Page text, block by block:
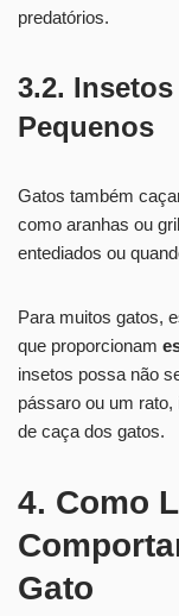
predatórios.
3.2.
Pequenos
Gatos também
como aranhas ou
entediados ou
Para muitos gatos,
que proporcionam
insetos possa não
pássaro ou um
de caça dos gatos.
4. Como
Gato